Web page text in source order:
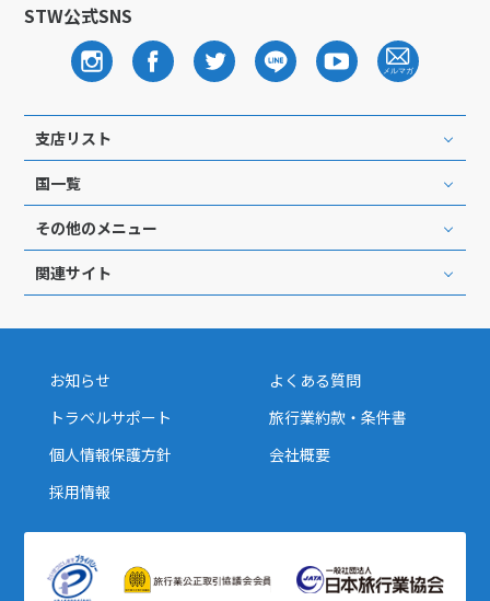
STW公式SNS
支店リスト
国一覧
その他のメニュー
関連サイト
お知らせ
よくある質問
トラベルサポート
旅行業約款・条件書
個人情報保護方針
会社概要
採用情報